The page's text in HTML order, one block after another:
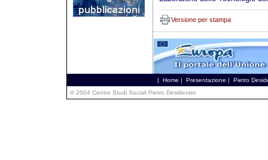
Versione per stampa
| Home | Presentazione |
Pietro
© 2004 Centro Studi Sociali Pietro Desiderato